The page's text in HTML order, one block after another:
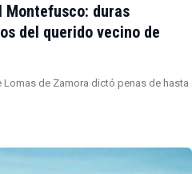
duras
del querido vecino de
Lomas de Zamora dictó penas de hasta